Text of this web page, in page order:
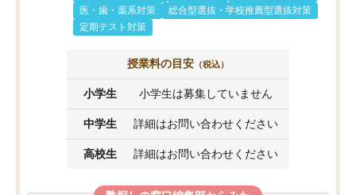
医・歯・薬系対策
総合型選抜・学校推薦型選抜対策
定期テスト対策
授業料の目安 （税込）
小学生 小学生は募集していません
中学生 詳細はお問い合わせください
高校生 詳細はお問い合わせください